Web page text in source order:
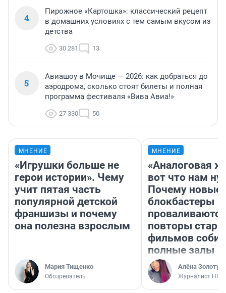
4
Пирожное «Картошка»: классический рецепт
в домашних условиях с тем самым вкусом из
детства
30 281 13
5
Авиашоу в Мочище — 2026: как добраться до
аэродрома, сколько стоят билеты и полная
программа фестиваля «Вива Авиа!»
27 330 50
МНЕНИЕ
«Игрушки больше не
герои истории». Чему
учит пятая часть
популярной детской
франшизы и почему
она полезна взрослым
Мария Тищенко
Обозреватель
МНЕНИЕ
«Аналоговая
вот что нам
Почему новые
блокбастеры
повторы
фильмов
полные залы
Алёна
Журналист НГС